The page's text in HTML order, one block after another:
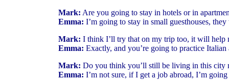
Mark: Are you going to stay in hotels or in
Emma: I’m going to stay in small guesthouses,
Mark: I think I’ll try that on my trip too, it will help
Emma: Exactly, and you’re going to practice
Mark: Do you think you’ll still be living in this city
Emma: I’m not sure, if I get a job abroad, I’m